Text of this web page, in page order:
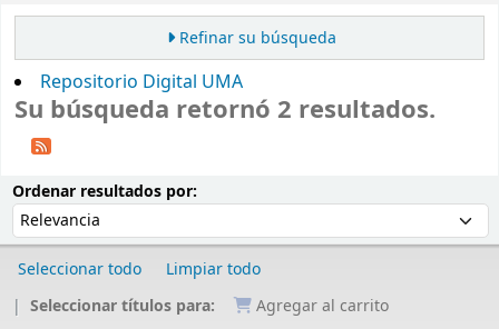
Refinar su búsqueda
Repositorio Digital UMA
Su búsqueda retornó 2 resultados.
Ordenar resultados por:
Seleccionar todo
Limpiar todo
Seleccionar títulos para:
Agregar al carrito